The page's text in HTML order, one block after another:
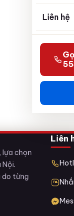
Liên hệ
lựa chọn
do từng
Liên